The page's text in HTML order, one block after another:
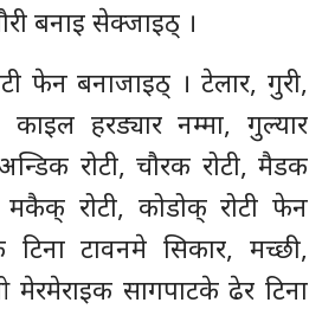
बनाइ सेक्जाइठ् ।
फेन बनाजाइठ् । टेलार, गुरी,
हरड्यार नम्मा, गुल्यार
रोटी, चौरक रोटी, मैडक
मकैक् रोटी, कोडोक् रोटी फेन
टावनमे सिकार, मच्छी,
मेरमेराइक सागपाटके ढेर टिना